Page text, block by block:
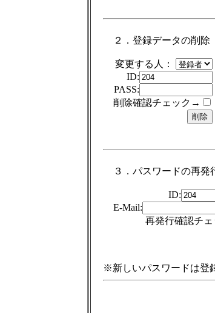
２．登録データの削除
変更する人：
ID:
PASS:
削除確認チェック→
３．パスワードの再発
ID:
E-Mail:
再発行確認チ
※新しいパスワードは登